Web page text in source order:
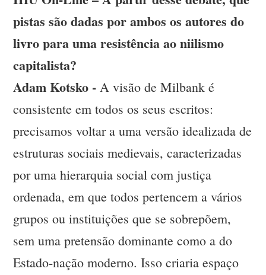
pistas são dadas por ambos os autores do
livro para uma resistência ao niilismo
capitalista?
Adam Kotsko - A visão de Milbank é
consistente em todos os seus escritos:
precisamos voltar a uma versão idealizada de
estruturas sociais medievais, caracterizadas
por uma hierarquia social com justiça
ordenada, em que todos pertencem a vários
grupos ou instituições que se sobrepõem,
sem uma pretensão dominante como a do
Estado-nação moderno. Isso criaria espaço